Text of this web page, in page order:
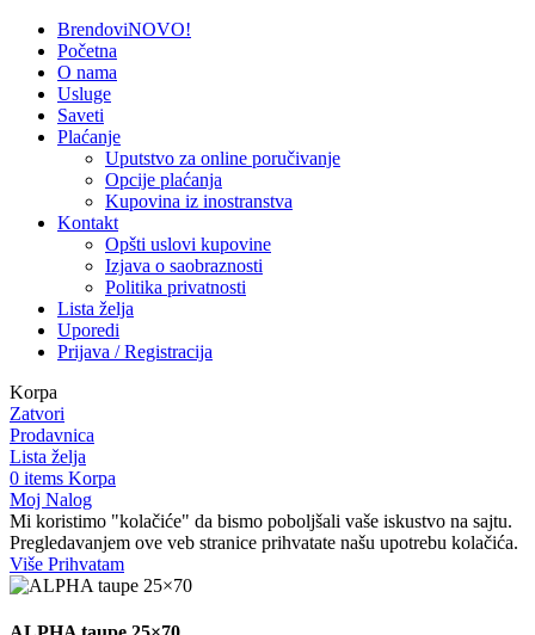
BrendoviNOVO!
Početna
O nama
Usluge
Saveti
Plaćanje
Uputstvo za online poručivanje
Opcije plaćanja
Kupovina iz inostranstva
Kontakt
Opšti uslovi kupovine
Izjava o saobraznosti
Politika privatnosti
Lista želja
Uporedi
Prijava / Registracija
Korpa
Zatvori
Prodavnica
Lista želja
0 items Korpa
Moj Nalog
Mi koristimo "kolačiće" da bismo poboljšali vaše iskustvo na sajtu.
Pregledavanjem ove veb stranice prihvatate našu upotrebu kolačića.
Više Više
Prihvatam